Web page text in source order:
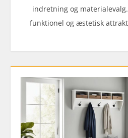
indretning og
funktionel og æstetisk